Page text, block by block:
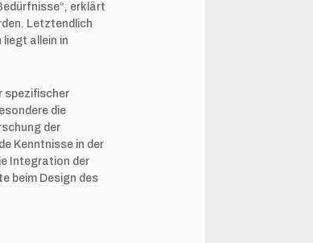
erklärt
Letztendlich
liegt allein in
spezifischer
die
der
Kenntnisse in der
Integration der
beim Design des